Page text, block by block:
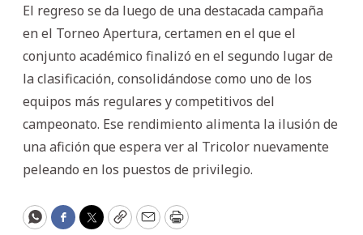
El regreso se da luego de una destacada campaña
en el Torneo Apertura, certamen en el que el
conjunto académico finalizó en el segundo lugar de
la clasificación, consolidándose como uno de los
equipos más regulares y competitivos del
campeonato. Ese rendimiento alimenta la ilusión de
una afición que espera ver al Tricolor nuevamente
peleando en los puestos de privilegio.
WhatsApp
Facebook
Twitter
CopyEmailPrint